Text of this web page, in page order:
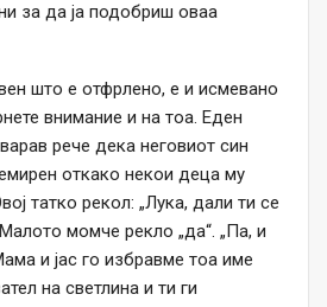
за да ја подобриш оваа
што е отфрлено, е и исмевано
внимание и на тоа. Еден
рече дека неговиот син
откако некои деца му
татко рекол: „Лука, дали ти се
момче рекло „да“. „Па, и
и јас го избравме тоа име
на светлина и ти ги